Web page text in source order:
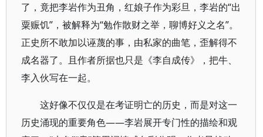
了，竟把李岩作为丑角，红娘子作为彩旦，李岩的“出
粟赈饥”，被解释为“勉作散财之举，聊博好义之名”。
正史所不敢加以诬蔑的事，由私家的曲笔，歪解得不
成名器了。且作者所据也只是《李自成传》，把牛、
李入伙写在一起。
这好像不仅仅是在考证明亡的历史，而是对这一
历史涌现的重要角色——李岩展开专门性的描绘和观